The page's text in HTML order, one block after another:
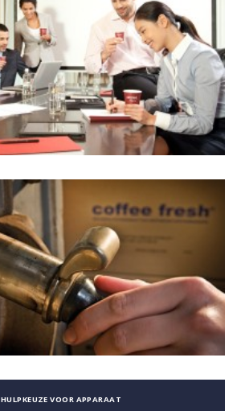
HULPKEUZE VOOR APPARAAT